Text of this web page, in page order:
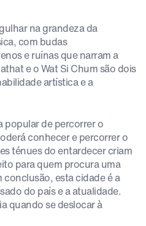
na grandeza da
com budas
e ruínas que narram a
e o Wat Si Chum são dois
artística e a
popular de percorrer o
conhecer e percorrer o
ténues do entardecer criam
para quem procura uma
esta cidade é a
do país e a atualidade.
quando se deslocar à